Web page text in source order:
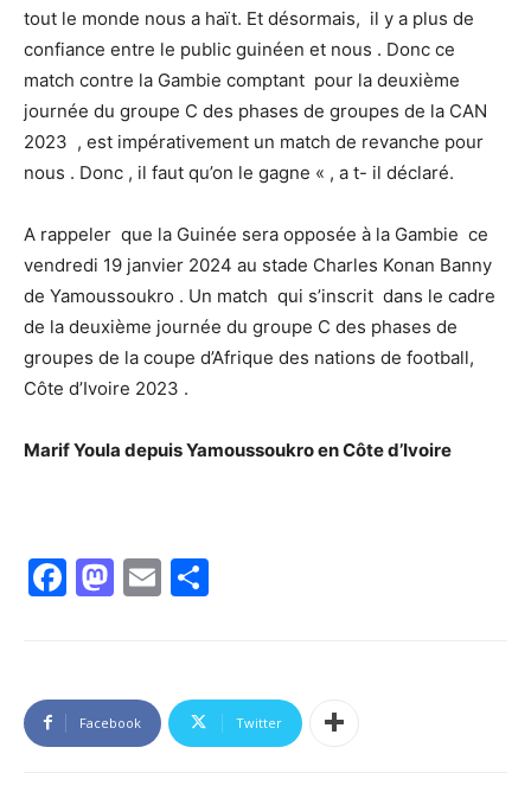
tout le monde nous a haït. Et désormais, il y a plus de
confiance entre le public guinéen et nous . Donc ce
match contre la Gambie comptant pour la deuxième
journée du groupe C des phases de groupes de la CAN
2023 , est impérativement un match de revanche pour
nous . Donc , il faut qu’on le gagne « , a t- il déclaré.
A rappeler que la Guinée sera opposée à la Gambie ce
vendredi 19 janvier 2024 au stade Charles Konan Banny
de Yamoussoukro . Un match qui s’inscrit dans le cadre
de la deuxième journée du groupe C des phases de
groupes de la coupe d’Afrique des nations de football,
Côte d’Ivoire 2023 .
Marif Youla depuis Yamoussoukro en Côte d’Ivoire
Facebook
Mastodon
Email
Facebook Twitter